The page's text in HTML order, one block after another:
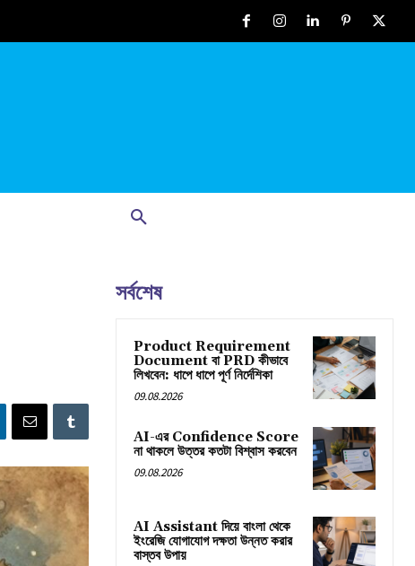
সর্বশেষ
Product Requirement
Document বা PRD কীভাবে
লিখবেন: ধাপে ধাপে পূর্ণ নির্দেশিকা
09.08.2026
AI-এর Confidence Score
না থাকলে উত্তর কতটা বিশ্বাস করবেন
09.08.2026
AI Assistant দিয়ে বাংলা থেকে
ইংরেজি যোগাযোগ দক্ষতা উন্নত করার
বাস্তব উপায়